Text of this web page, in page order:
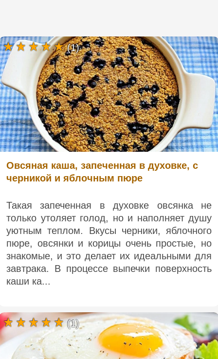
Овсяная каша, запеченная в духовке, с
черникой и яблочным пюре
Такая запеченная в духовке овсянка не
только утоляет голод, но и наполняет душу
уютным теплом. Вкусы черники, яблочного
пюре, овсянки и корицы очень простые, но
знакомые, и это делает их идеальными для
завтрака. В процессе выпечки поверхность
каши ка...
(1)
(1)